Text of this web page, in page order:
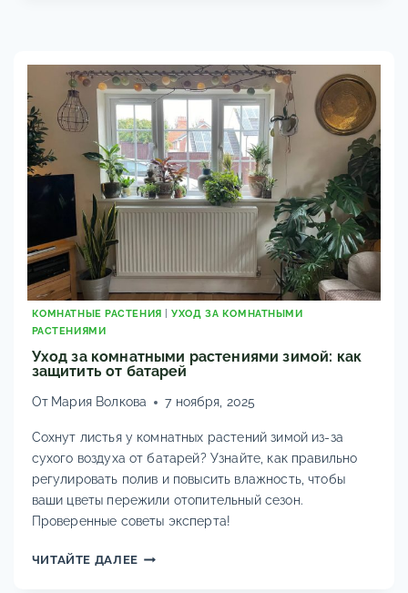
И
ФОТО
КОМНАТНЫЕ РАСТЕНИЯ |УХОД ЗА КОМНАТНЫМИ
РАСТЕНИЯМИ
Уход за комнатными растениями зимой: как
защитить от батарей
От Мария Волкова 7 ноября, 2025
Сохнут листья у комнатных растений зимой из-за
сухого воздуха от батарей? Узнайте, как правильно
регулировать полив и повысить влажность, чтобы
ваши цветы пережили отопительный сезон.
Проверенные советы эксперта!
ЧИТАЙТЕ ДАЛЕЕУХОД